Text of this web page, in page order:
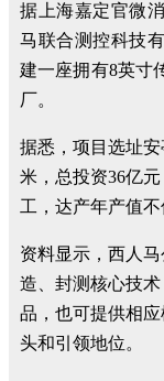
据上海嘉定官微
马联合测控科技
建一座拥有8英寸
厂。
据悉，项目选址
米，总投资36亿
工，达产年产值不
资料显示，西人
造、封测核心技
品，也可提供相
头和引领地位。